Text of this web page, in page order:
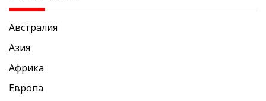
Австралия
Азия
Африка
Европа